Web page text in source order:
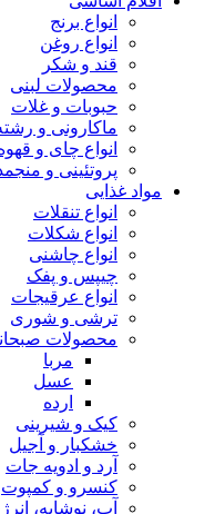
انواع برنج
انواع روغن
قند و شکر
محصولات لبنی
حبوبات و غلات
ماکارونی و
انواع چای و
پروتئینی و
مواد غذایی
انواع تنقلات
انواع شکلات
انواع چاشنی
چیپس و پفک
انواع عرقیجات
ترشی و شوری
محصولات
مربا
عسل
ارده
کیک و شیرینی
خشکبار و آجیل
آرد و ادویه جات
کنسرو و کمپوت
آب، نوشابه،